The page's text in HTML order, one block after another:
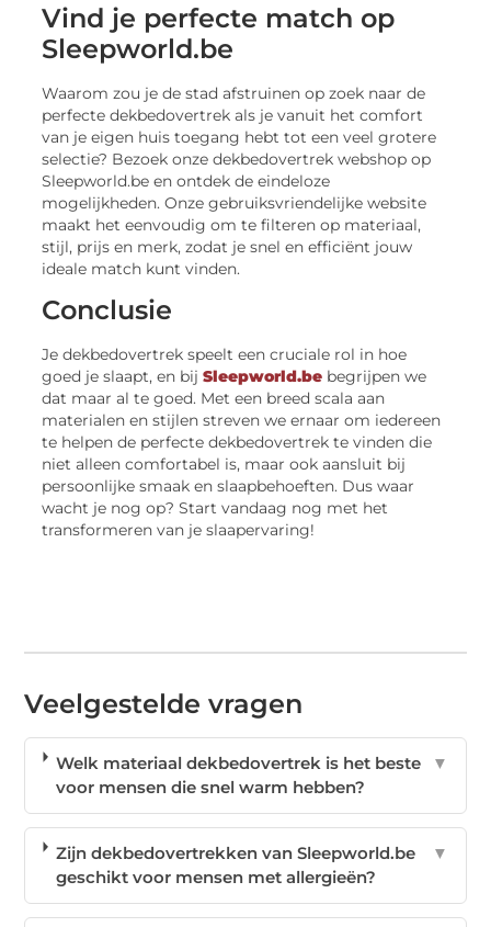
Vind je perfecte match op
Sleepworld.be
Waarom zou je de stad afstruinen op zoek naar de
perfecte dekbedovertrek als je vanuit het comfort
van je eigen huis toegang hebt tot een veel grotere
selectie? Bezoek onze dekbedovertrek webshop op
Sleepworld.be en ontdek de eindeloze
mogelijkheden. Onze gebruiksvriendelijke website
maakt het eenvoudig om te filteren op materiaal,
stijl, prijs en merk, zodat je snel en efficiënt jouw
ideale match kunt vinden.
Conclusie
Je dekbedovertrek speelt een cruciale rol in hoe
goed je slaapt, en bijSleepworld.be begrijpen we
dat maar al te goed. Met een breed scala aan
materialen en stijlen streven we ernaar om iedereen
te helpen de perfecte dekbedovertrek te vinden die
niet alleen comfortabel is, maar ook aansluit bij
persoonlijke smaak en slaapbehoeften. Dus waar
wacht je nog op? Start vandaag nog met het
transformeren van je slaapervaring!
Veelgestelde vragen
Welk materiaal dekbedovertrek is het beste
voor mensen die snel warm hebben?
▼
Zijn dekbedovertrekken van Sleepworld.be
geschikt voor mensen met allergieën?
▼